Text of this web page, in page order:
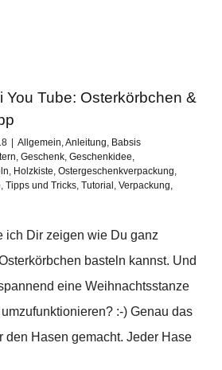
You Tube: Osterkörbchen &
Allgemein,Anleitung, Babsis
, Geschenk, Geschenkidee,
, Holzkiste, Ostergeschenkverpackung,
, Tipps und Tricks, Tutorial , Verpackung,
ich Dir zeigen wie Du ganz
basteln kannst. Und
eine Weihnachtsstanze
:-) Genau das
den Hasen gemacht. Jeder Hase